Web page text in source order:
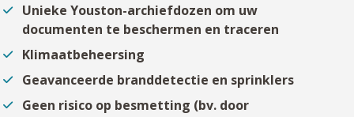
Unieke Youston-archiefdozen om uw
documenten te beschermen en traceren
Klimaatbeheersing
Geavanceerde branddetectie en sprinklers
Geen risico op besmetting (bv. door